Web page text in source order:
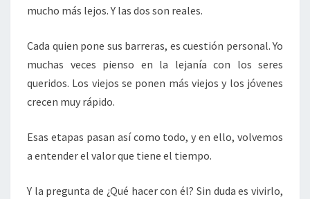
mucho más lejos. Y las dos son reales.
Cada quien pone sus barreras, es cuestión personal. Yo
muchas veces pienso en la lejanía con los seres
queridos. Los viejos se ponen más viejos y los jóvenes
crecen muy rápido.
Esas etapas pasan así como todo, y en ello, volvemos
a entender el valor que tiene el tiempo.
Y la pregunta de ¿Qué hacer con él? Sin duda es vivirlo,